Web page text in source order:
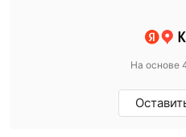
На основе